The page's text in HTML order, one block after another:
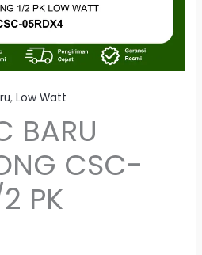
,Low Watt
BARU
CSC-
PK